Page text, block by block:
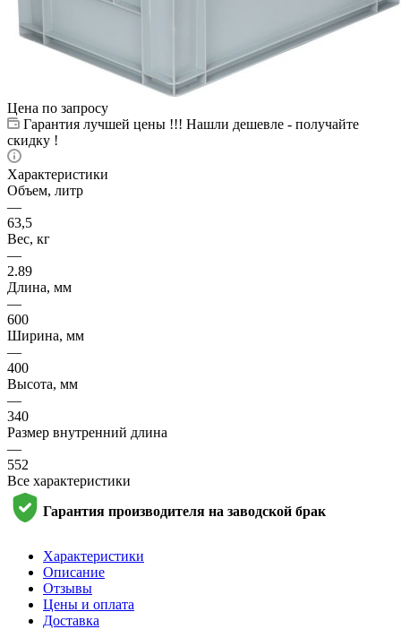
Цена по запросу
Гарантия лучшей цены !!! Нашли дешевле - получайте
скидку !
Характеристики
Объем, литр
—
63,5
Вес, кг
—
2.89
Длина, мм
—
600
Ширина, мм
—
400
Высота, мм
—
340
Размер внутренний длина
—
552
Все характеристики
Гарантия производителя на заводской брак
Характеристики
Описание
Отзывы
Цены и оплата
Доставка